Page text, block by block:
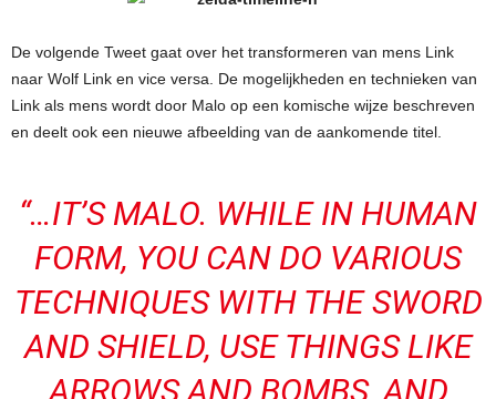
De volgende Tweet gaat over het transformeren van mens Link
naar Wolf Link en vice versa. De mogelijkheden en technieken van
Link als mens wordt door Malo op een komische wijze beschreven
en deelt ook een nieuwe afbeelding van de aankomende titel.
“…IT’S MALO. WHILE IN HUMAN
FORM, YOU CAN DO VARIOUS
TECHNIQUES WITH THE SWORD
AND SHIELD, USE THINGS LIKE
ARROWS AND BOMBS, AND